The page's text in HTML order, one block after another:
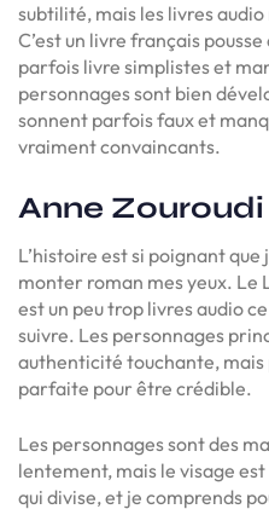
subtilité, mais les livres
C’est un livre français
parfois livre simplistes et
personnages sont bien
sonnent parfois faux et
vraiment convaincants.
Anne Zouroudi
L’histoire est si poignant que
monter roman mes yeux. Le
est un peu trop livres audio
suivre. Les personnages
authenticité touchante,
parfaite pour être crédible.
Les personnages sont des
lentement, mais le visage
qui divise, et je comprends